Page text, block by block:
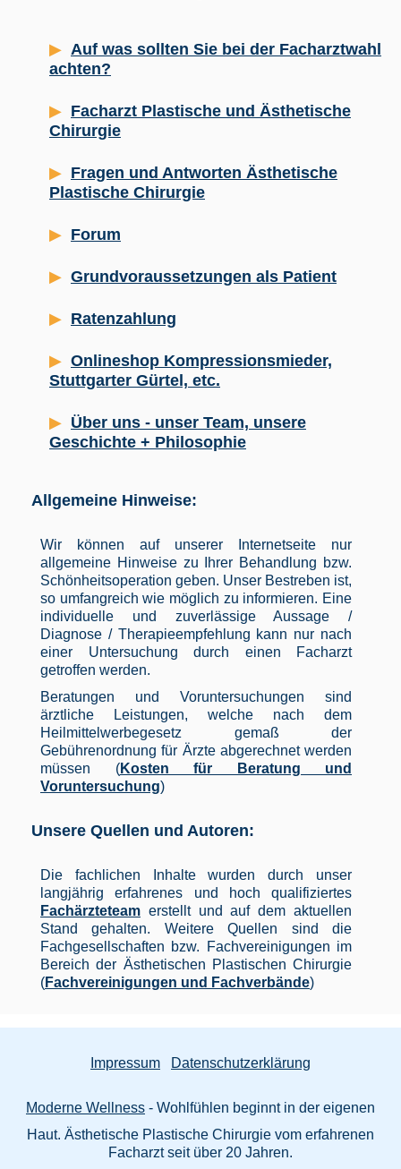
Auf was sollten Sie bei der Facharztwahl
achten?
Facharzt Plastische und Ästhetische
Chirurgie
Fragen und Antworten Ästhetische
Plastische Chirurgie
Forum
Grundvoraussetzungen als Patient
Ratenzahlung
Onlineshop Kompressionsmieder,
Stuttgarter Gürtel, etc.
Über uns - unser Team, unsere
Geschichte + Philosophie
Allgemeine Hinweise:
Wir können auf unserer Internetseite nur
allgemeine Hinweise zu Ihrer Behandlung bzw.
Schönheitsoperation geben. Unser Bestreben ist,
so umfangreich wie möglich zu informieren. Eine
individuelle und zuverlässige Aussage /
Diagnose / Therapieempfehlung kann nur nach
einer Untersuchung durch einen Facharzt
getroffen werden.
Beratungen und Voruntersuchungen sind
ärztliche Leistungen, welche nach dem
Heilmittelwerbegesetz gemaß der
Gebührenordnung für Ärzte abgerechnet werden
müssen (Kosten für Beratung und
Voruntersuchung)
Unsere Quellen und Autoren:
Die fachlichen Inhalte wurden durch unser
langjährig erfahrenes und hoch qualifiziertes
Fachärzteteam erstellt und auf dem aktuellen
Stand gehalten. Weitere Quellen sind die
Fachgesellschaften bzw. Fachvereinigungen im
Bereich der Ästhetischen Plastischen Chirurgie
(Fachvereinigungen und Fachverbände)
Impressum Datenschutzerklärung
Moderne Wellness - Wohlfühlen beginnt in der eigenen
Haut. Ästhetische Plastische Chirurgie vom erfahrenen
Facharzt seit über 20 Jahren.